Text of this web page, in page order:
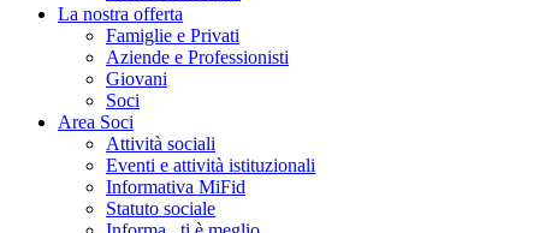
La nostra offerta
Famiglie e Privati
Aziende e Professionisti
Giovani
Soci
Area Soci
Attività sociali
Eventi e attività istituzionali
Informativa MiFid
Statuto sociale